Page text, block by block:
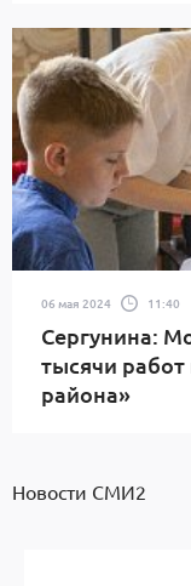
06 мая 2024 11:40
Сергунина:
тысячи
района»
Новости СМИ2